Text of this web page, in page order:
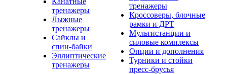
тренажеры
Лыжные
тренажеры
Сайклы и
спин-байки
Эллиптические
тренажеры
тренажеры
Кроссоверы, блочные
рамки и ДРТ
Мультистанции и
силовые комплексы
Опции и дополнения
Турники и стойки
пресс-брусья